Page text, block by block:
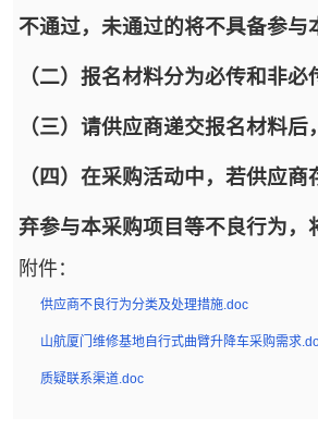
不通过，未通过的将不具备参
（二）报名材料分为必传和非
（三）请供应商递交报名材料
（四）在采购活动中，若供应
弃参与本采购项目等不良行为
附件：
供应商不良行为分类及处理措施.doc
山航厦门维修基地自行式曲臂升降车采购需求
质疑联系渠道.doc